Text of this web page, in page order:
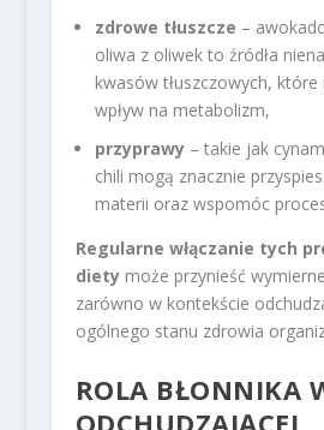
zdrowe tłuszcze –
oliwa z oliwek to źródła
kwasów tłuszczowych,
wpływ na metabolizm,
przyprawy– takie jak
chili mogą znacznie
materii oraz wspomóc
Regularne włączanie tych
dietymoże przynieść
zarówno w kontekście
ogólnego stanu zdrowia
ROLA BŁONNIKA
ODCHUDZAJĄCEJ